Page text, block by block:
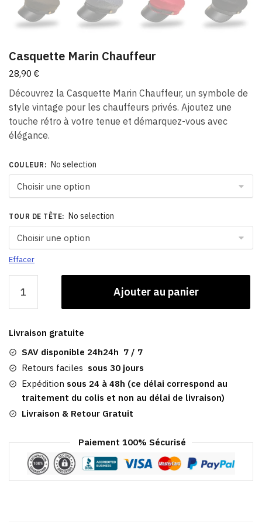
Casquette Marin Chauffeur
28,90 €
Découvrez la Casquette Marin Chauffeur, un symbole de
style vintage pour les chauffeurs privés. Ajoutez une
touche rétro à votre tenue et démarquez-vous avec
élégance.
COULEUR : No selection
TOUR DE TÊTE: No selection
Effacer
Casquette
Chauffeur
Ajouter au panier
Livraison gratuite
SAV disponible 24h24h 7 / 7
Retours faciles sous 30 jours
Expédition sous 24 à 48h (ce délai correspond au
traitement du colis et non au délai de livraison)
Livraison & Retour Gratuit
Paiement 100% Sécurisé